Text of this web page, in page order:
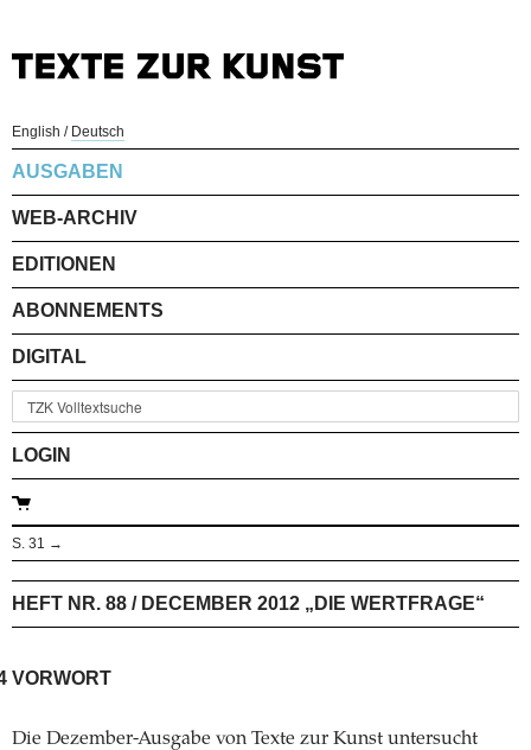
English / Deutsch
AUSGABEN
WEB-ARCHIV
EDITIONEN
ABONNEMENTS
DIGITAL
LOGIN
S. 31 →
HEFT NR. 88 / DECEMBER 2012 „DIE WERTFRAGE“
VORWORT
Die Dezember-Ausgabe von Texte zur Kunst untersucht